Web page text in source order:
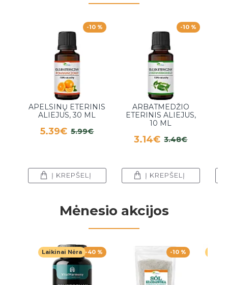
-10 %
APELSINŲ ETERINIS
ALIEJUS, 30 ML
5.39€ 5.99€
Į KREPŠELĮ
-10 %
ARBATMEDŽIO
ETERINIS ALIEJUS,
10 ML
3.14€ 3.48€
Į KREPŠELĮ
Mėnesio akcijos
-40 %
Laikinai Nėra -10 %